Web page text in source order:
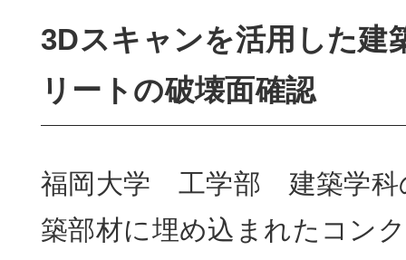
3Dスキャンを活用した建
リートの破壊面確認
福岡大学 工学部 建築学科
築部材に埋め込まれたコン